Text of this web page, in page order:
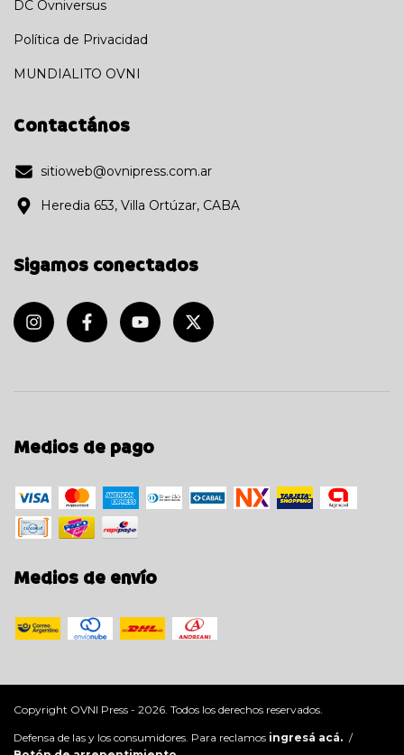
DC Ovniversus
Política de Privacidad
MUNDIALITO OVNI
Contactános
sitioweb@ovnipress.com.ar
Heredia 653, Villa Ortúzar, CABA
Sigamos conectados
Medios de pago
Medios de envío
Copyright OVNI Press - 2026. Todos los derechos reservados.
Defensa de las y los consumidores. Para reclamos ingresá acá. /